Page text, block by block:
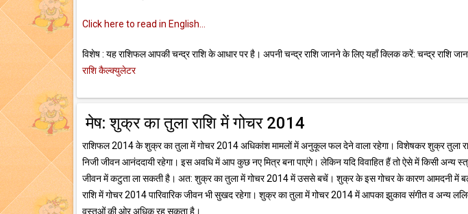
Click here to read in English...
विशेष : यह राशिफल आपकी चन्द्र राशि के आधार पर है। अपनी चन्द्र राशि जानने के लिए यहाँ क्लिक करें: चन्द्र राशि
राशि कैल्क्युलेटर
मेष: शुक्र का तुला राशि में गोचर 2014
राशिफल 2014 के शुक्र का तुला में गोचर 2014 अधिकांश मामलों में अनुकूल फल देने वाला रहेगा। विशेषकर शुक्र तुला
निजी जीवन आनंददायी रहेगा। इस अवधि में आप कुछ नए मित्र बना पाएंगे। लेकिन यदि विवाहित हैं तो ऐसे में किसी अन्य
जीवन में कटुता ला सकती है। अत: शुक्र का तुला में गोचर 2014 में उससे बचें। शुक्र के इस गोचर के कारण आमदनी में
राशि में गोचर 2014 पारिवारिक जीवन भी सुखद रहेगा। शुक्र का तुला में गोचर 2014 में आपका झुकाव संगीत व अन्य
वस्तुओं की ओर अधिक रह सकता है।